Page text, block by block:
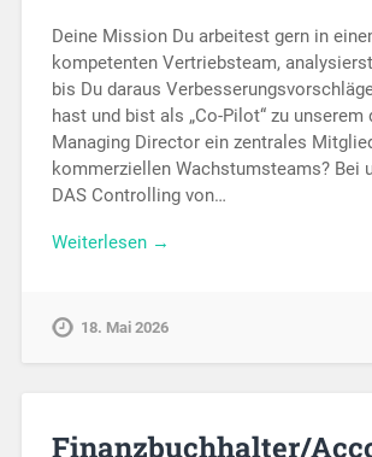
Deine Mission Du arbeitest gern in
kompetenten Vertriebsteam,
bis Du daraus
hast und bist als „Co-Pilot“ zu unserem
Managing Director ein zentrales
kommerziellen Wachstumsteams? Bei
DAS Controlling von…
Weiterlesen →
18. Mai 2026
Finanzbuchhalter/